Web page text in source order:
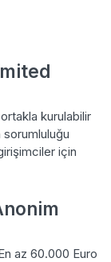
kurulabilir
için
az 60.000 Euro